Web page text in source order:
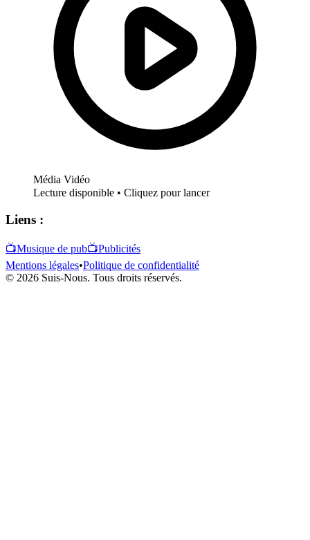
Média Vidéo
Lecture disponible • Cliquez pour lancer
Liens :
📺Musique de pub📺Publicités
Mentions légales•Politique de confidentialité
© 2026 Suis-Nous. Tous droits réservés.